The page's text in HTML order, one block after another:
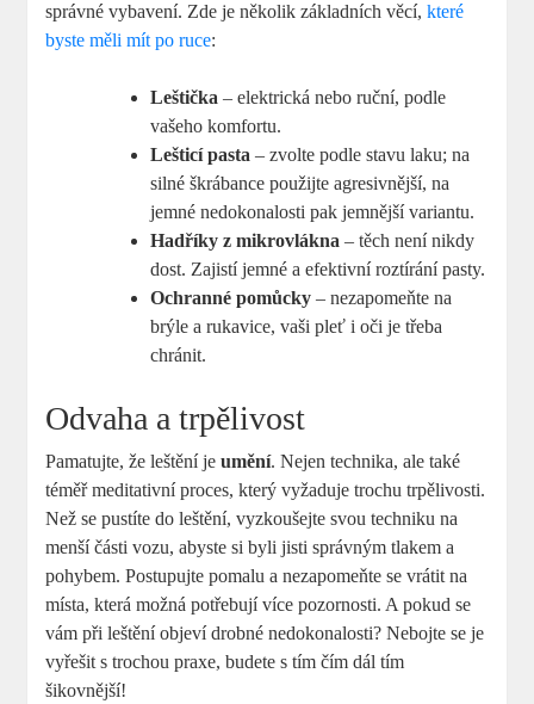
správné vybavení. Zde je několik základních věcí,které
byste měli mít po ruce:
Leštička – elektrická nebo ruční, podle
vašeho komfortu.
Lešticí pasta – zvolte podle stavu laku; na
silné škrábance použijte agresivnější, na
jemné nedokonalosti pak jemnější variantu.
Hadříky z mikrovlákna – těch není nikdy
dost. Zajistí jemné a efektivní roztírání pasty.
Ochranné pomůcky – nezapomeňte na
brýle a rukavice, vaši pleť i oči je třeba
chránit.
Odvaha a trpělivost
Pamatujte, že leštění jeumění. Nejen technika, ale také
téměř meditativní proces, který vyžaduje trochu trpělivosti.
Než se pustíte do leštění, vyzkoušejte svou techniku na
menší části vozu, abyste si byli jisti správným tlakem a
pohybem. Postupujte pomalu a nezapomeňte se vrátit na
místa, která možná potřebují více pozornosti. A pokud se
vám při leštění objeví drobné nedokonalosti? Nebojte se je
vyřešit s trochou praxe, budete s tím čím dál tím
šikovnější!